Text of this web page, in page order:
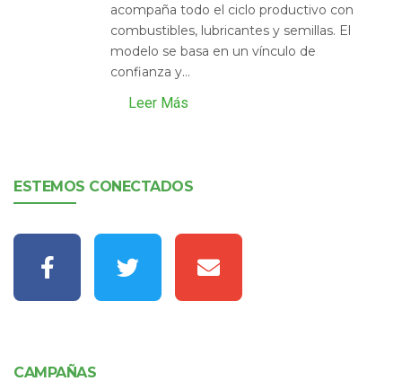
acompaña todo el ciclo productivo con
combustibles, lubricantes y semillas. El
modelo se basa en un vínculo de
confianza y...
Leer Más
ESTEMOS CONECTADOS
CAMPAÑAS